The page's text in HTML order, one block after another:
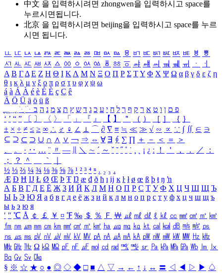
中文 을 입력하시려면 zhongwen을 입력하시고 space를
누르시면됩니다.
北京 을 입력하시려면 beijing을 입력하시고 space를 누르
시면 됩니다.
ㅥ ㅦ ㅧ ㅨ ㅩ ㅪ ㅫ ㅬ ㅭ ㅮ ㅯ ㅰ ㅱ ㅲ ㅳ ㅴ ㅵ ㅶ ㅷ ㅸ
ㅹ
ㅺ ㅻ ㅼ ㅽ ㅾ ㅿ ㆀ ㆁ ㆂ ㆃ ㆄ ㆅ ㆆ ㆇ ㆈ ㆉ ㆊ ㆋ ㆌ ㆍ
ㆎ
Α Β ΓΔ Ε Ζ Η Θ Ι ΚΛ Μ Ν Ξ Ο Π Ρ Σ ΤΥ Φ Χ Ψ Ω α β γ δ ε ζ η
θ ι κ λ μ ν ξ ο π ρ σ τ υ φ χ ψ ω
á à Á À é è É È ç Ç ê
Ä Ö Ü ä ö ü ß
ִֶֹ ֻּ ׁׂ פ ם ן ו ט א ר ק ף ך ל ח י ע כ ג ד ש ץ ת צ מ נ ה ב
‘ ’ “ ” 〔 〕 〈 〉 「 」 『 』 【 】 ＂ （ ） ［ ］ ｛ ｝
± × ÷ ≠ ≤ ≥ ∞ ∴ ♂ ♀ ∠ ⊥ ⌒ ∂ ∇ ≡ ≒ ≪ ≫ √ ∽ ∝ ∵ ∫ ∬ ∈ ∋
⊆ ⊇ ⊂ ⊃ ∪ ∩ ∧ ∨ ￢ ⇒ ⇔ ∀ ∃ ∮ ∑ ∏ ＋ － ＜ ＝
＞
、
。 · ‥ … ¨ 〃 ― ＼ ∼ ´ ～ ˇ ˘ ˝ ˚ ˙ ¸ ¡ ¿ ː ！ ＇ ， ． ／
：
；
？ ＾ ｀
½ ⅓ ⅔ ¼ ¾ ⅛ ⅜ ⅝ ⅞ ¹ ² ³ ⁴ ⁿ ₁ ₂ ₃ ₄
Æ Ð Ħ Ĳ Ł Ø Œ Þ Ŧ Ŋ æ đ ð ħ ı ĳ ĸ ŀ ł ø œ ß þ ŧ ŋ ŉ
А Б В Г Д Е Ё Ж З И Й К Л М Н О П Р С Т У Ф Х Ц Ч Ш Щ Ъ
Ы Ь Э Ю Я а б в г д е ё ж з и й к л м н о п р с т у ф х ц ч ш щ ъ
ы ь э ю я
′ ″ ℃ Å ￠ ￡ ￥ ¤ ℉ ‰ ＄ ％ Ｆ ￦ ㎕ ㎖ ㎗ ℓ ㎘ ㏄ ㎣ ㎤ ㎥ ㎦
㎙ ㎚ ㎛ ㎜ ㎝ ㎞ ㎟ ㎠ ㎡ ㎢ ㏊ ㎍ ㎎ ㎏ ㏏ ㎈ ㎉ ㏈ ㎧ ㎨ ㎰
㎱ ㎲ ㎳ ㎴ ㎵ ㎶ ㎷ ㎸ ㎹ ㎀ ㎁ ㎂ ㎃ ㎄ ㎺ ㎻ ㎽ ㎾ ㎿ ㎐ ㎑
㎒ ㎓ ㎔ Ω ㏀ ㏁ ㎊ ㎋ ㎌ ㏖ ㏅ ㎭ ㎮ ㎯ ㏛ ㎩ ㎪ ㎫ ㎬ ㏝ ㏐
㏓
㏃ ㏉ ㏜ ㏆
§ ※ ☆ ★ ○ ● ◎ ◇ ◆ □ ■ △ ▽ → ← ↑ ↓ ↔ 〓 ◁ ◀ ▷ ▶ ♤